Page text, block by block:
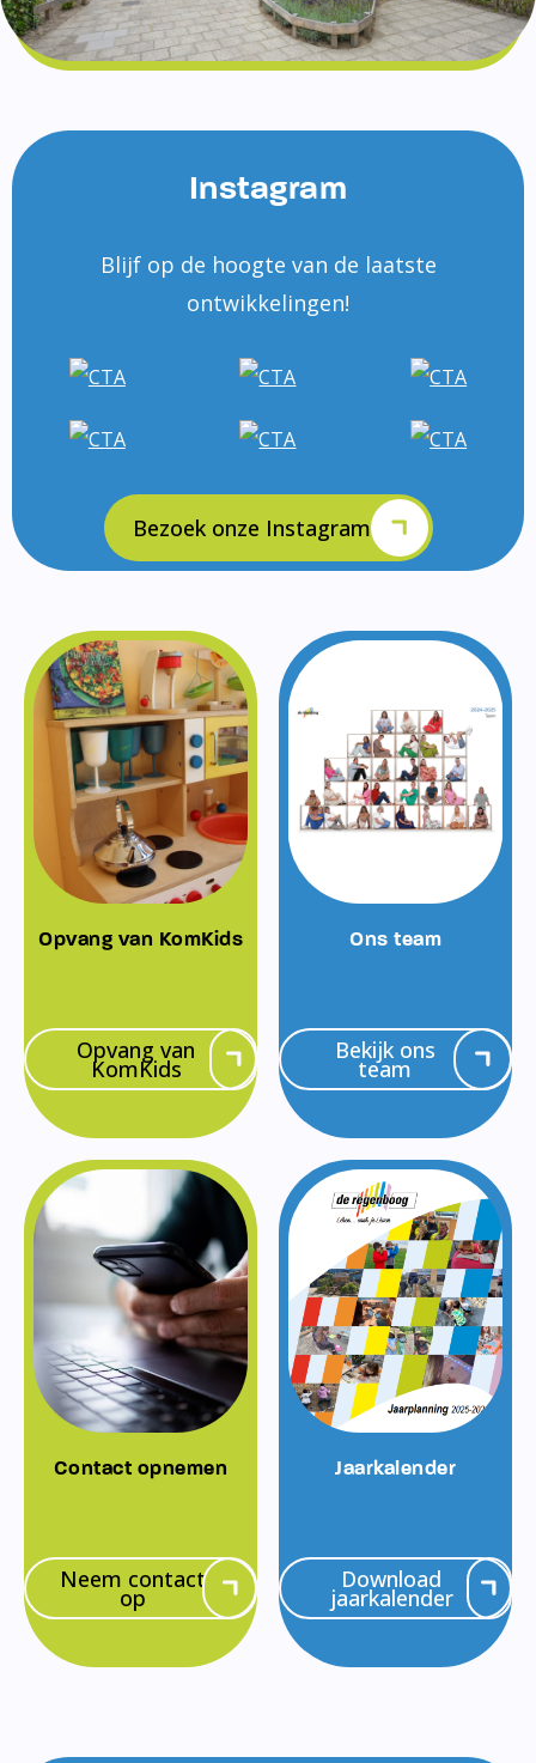
Instagram
Blijf op de hoogte van de laatste
ontwikkelingen!
Bezoek onze Instagram
Opvang van KomKids
Opvang van
KomKids
Ons team
Bekijk ons
team
Contact opnemen
Neem contact
op
Jaarkalender
Download
jaarkalender